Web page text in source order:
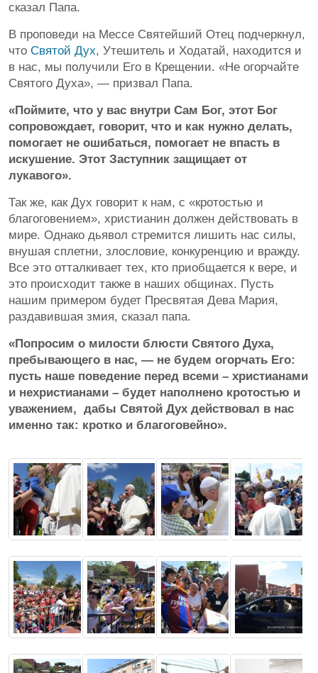
сказал Папа.
В проповеди на Мессе Святейший Отец подчеркнул,
что Святой Дух, Утешитель и Ходатай, находится и
в нас, мы получили Его в Крещении. «Не огорчайте
Святого Духа», — призвал Папа.
«Поймите, что у вас внутри Сам Бог, этот Бог
сопровождает, говорит, что и как нужно делать,
помогает не ошибаться, помогает не впасть в
искушение. Этот Заступник защищает от
лукавого».
Так же, как Дух говорит к нам, с «кротостью и
благоговением», христианин должен действовать в
мире. Однако дьявол стремится лишить нас силы,
внушая сплетни, злословие, конкуренцию и вражду.
Все это отталкивает тех, кто приобщается к вере, и
это происходит также в наших общинах. Пусть
нашим примером будет Пресвятая Дева Мария,
раздавившая змия, сказал папа.
«Попросим о милости блюсти Святого Духа,
пребывающего в нас, — не будем огорчать Его:
пусть наше поведение перед всеми – христианами
и нехристианами – будет наполнено кротостью и
уважением, дабы Святой Дух действовал в нас
именно так: кротко и благоговейно».